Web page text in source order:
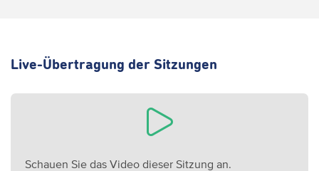
Live-Übertragung der Sitzungen
Schauen Sie das Video dieser Sitzung an.